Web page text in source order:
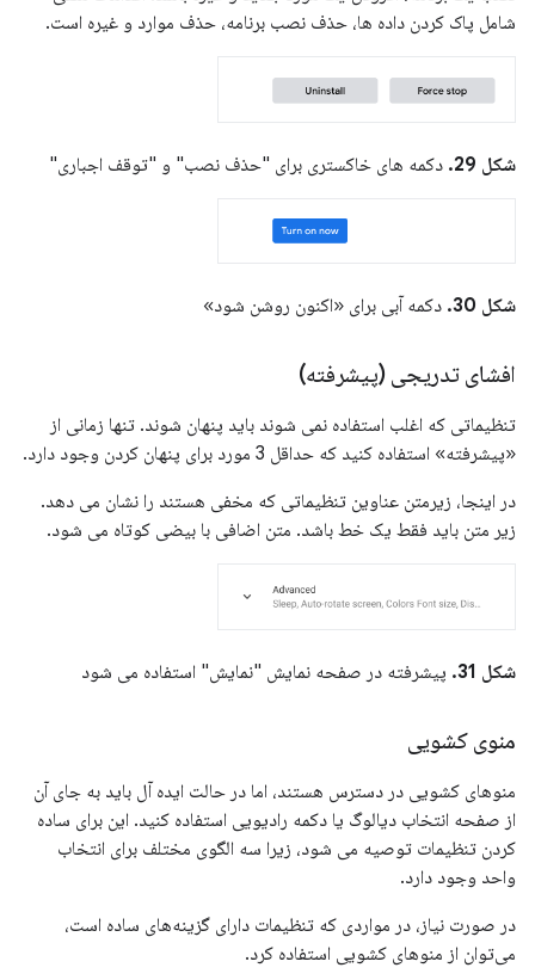
شامل پاک کردن داده ها، حذف نصب برنامه، حذف موارد و غیره است.
شکل 29. دکمه های خاکستری برای "حذف نصب" و "توقف اجباری"
شکل 30. دکمه آبی برای «اکنون روشن شود»
افشای تدریجی (پیشرفته)
تنظیماتی که اغلب استفاده نمی شوند باید پنهان شوند. تنها زمانی از
«پیشرفته» استفاده کنید که حداقل 3 مورد برای پنهان کردن وجود دارد.
در اینجا، زیرمتن عناوین تنظیماتی که مخفی هستند را نشان می دهد.
زیر متن باید فقط یک خط باشد. متن اضافی با بیضی کوتاه می شود.
شکل 31. پیشرفته در صفحه نمایش "نمایش" استفاده می شود
منوی کشویی
منوهای کشویی در دسترس هستند، اما در حالت ایده آل باید به جای آن
از صفحه انتخاب دیالوگ یا دکمه رادیویی استفاده کنید. این برای ساده
کردن تنظیمات توصیه می شود، زیرا سه الگوی مختلف برای انتخاب
واحد وجود دارد.
در صورت نیاز، در مواردی که تنظیمات دارای گزینه‌های ساده است،
می‌توان از منوهای کشویی استفاده کرد.